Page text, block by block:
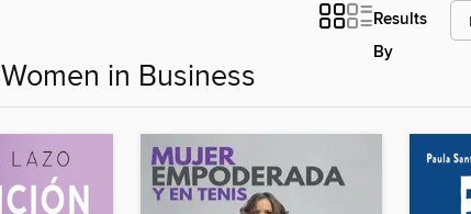
Results
By
Women in Business